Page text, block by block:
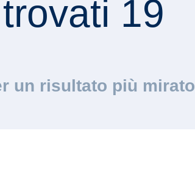
19
un risultato più mirato